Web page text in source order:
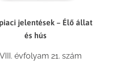
jelentések – Élő állat
és hús
évfolyam 21. szám